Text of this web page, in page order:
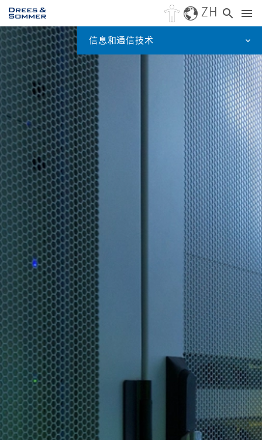
ZH
信息和通信技术
DRESO
洞察力
行业
服务
新闻
项目
公司
职业生涯
迪索欧洲区域中国业务部